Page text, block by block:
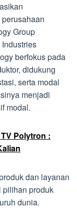
Group
berfokus pada
didukung
serta modal
menjadi
modal.
Polytron :
dan layanan
pilihan produk
dunia.